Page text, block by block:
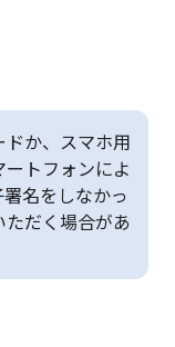
か、スマホ用
トフォンによ
名をしなかっ
だく場合があ